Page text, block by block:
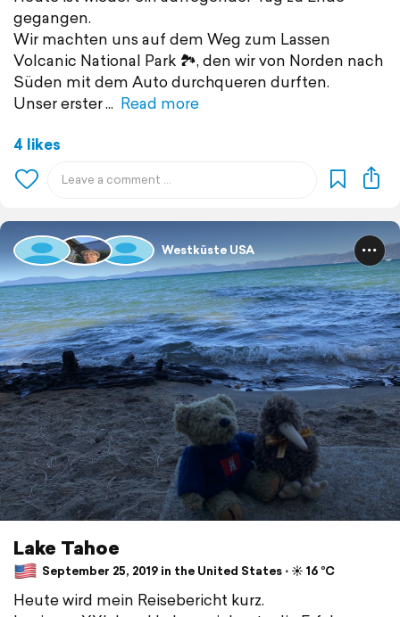
gegangen.
Wir machten uns auf dem Weg zum Lassen
Volcanic National Park 🏞, den wir von Norden nach
Süden mit dem Auto durchqueren durften.
Unser erster
Read more
4 likes
Westküste USA
Lake Tahoe
September 25, 2019 in the United States ⋅ ☀️ 16 °C
Heute wird mein Reisebericht kurz.